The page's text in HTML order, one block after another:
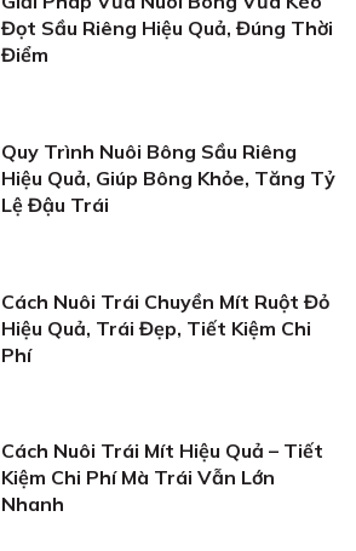
Đọt Sầu Riêng Hiệu Quả, Đúng Thời
Điểm
Quy Trình Nuôi Bông Sầu Riêng
Hiệu Quả, Giúp Bông Khỏe, Tăng Tỷ
Lệ Đậu Trái
Cách Nuôi Trái Chuyền Mít Ruột Đỏ
Hiệu Quả, Trái Đẹp, Tiết Kiệm Chi
Phí
Cách Nuôi Trái Mít Hiệu Quả – Tiết
Kiệm Chi Phí Mà Trái Vẫn Lớn
Nhanh